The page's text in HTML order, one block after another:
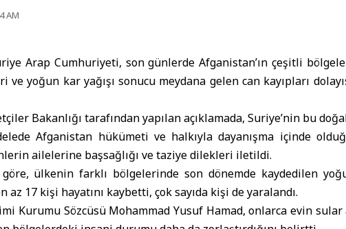
AM
Arap Cumhuriyeti, son günlerdeAfganistan’ın çeşitli
yoğun kar yağışı sonucu meydana gelen can kayıpları
Bakanlığı tarafından yapılan açıklamada, Suriye’nin bu
Afganistan hükümeti ve halkıyla dayanışma içinde
ailelerine başsağlığı ve taziye dilekleri iletildi.
ülkenin farklı bölgelerinde son dönemde kaydedilen
az 17 kişi hayatını kaybetti, çok sayıda kişi de yaralandı.
Kurumu Sözcüsü Mohammad Yusuf Hamad, onlarca evin sular